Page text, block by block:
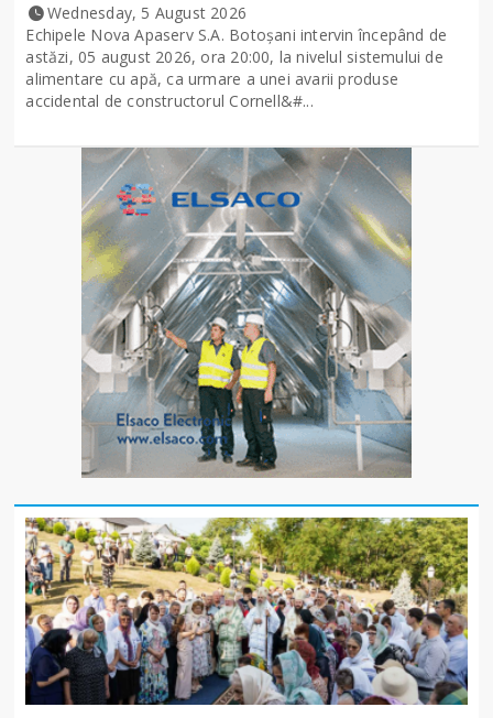
Wednesday, 5 August 2026
Echipele Nova Apaserv S.A. Botoșani intervin începând de
astăzi, 05 august 2026, ora 20:00, la nivelul sistemului de
alimentare cu apă, ca urmare a unei avarii produse
accidental de constructorul Cornell&#...